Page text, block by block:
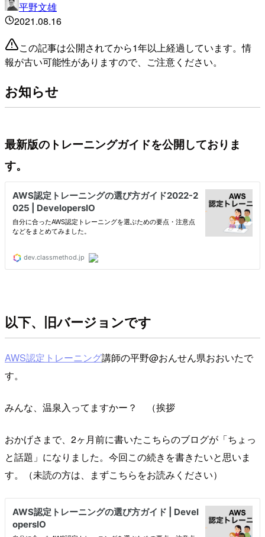
平野文雄
2021.08.16
この記事は公開されてから1年以上経過しています。情
報が古い可能性がありますので、ご注意ください。
お知らせ
最新版のトレーニングガイドを公開しておりま
す。
以下、旧バージョンです
AWS認定トレーニング講師の平野@おんせん県おおいたで
す。
みんな、温泉入ってますかー？ （挨拶
おかげさまで、2ヶ月前に書いたこちらのブログが「ちょっ
と話題」になりました。今回この続きを書きたいと思いま
す。（未読の方は、まずこちらをお読みください）